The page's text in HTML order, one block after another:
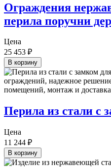
Ограждения
перила поручни
Цена
25 453 ₽
В корзину
Перила из стали с
Цена
11 244 ₽
В корзину